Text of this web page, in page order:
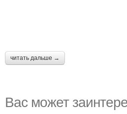
читать дальше →
Вас может